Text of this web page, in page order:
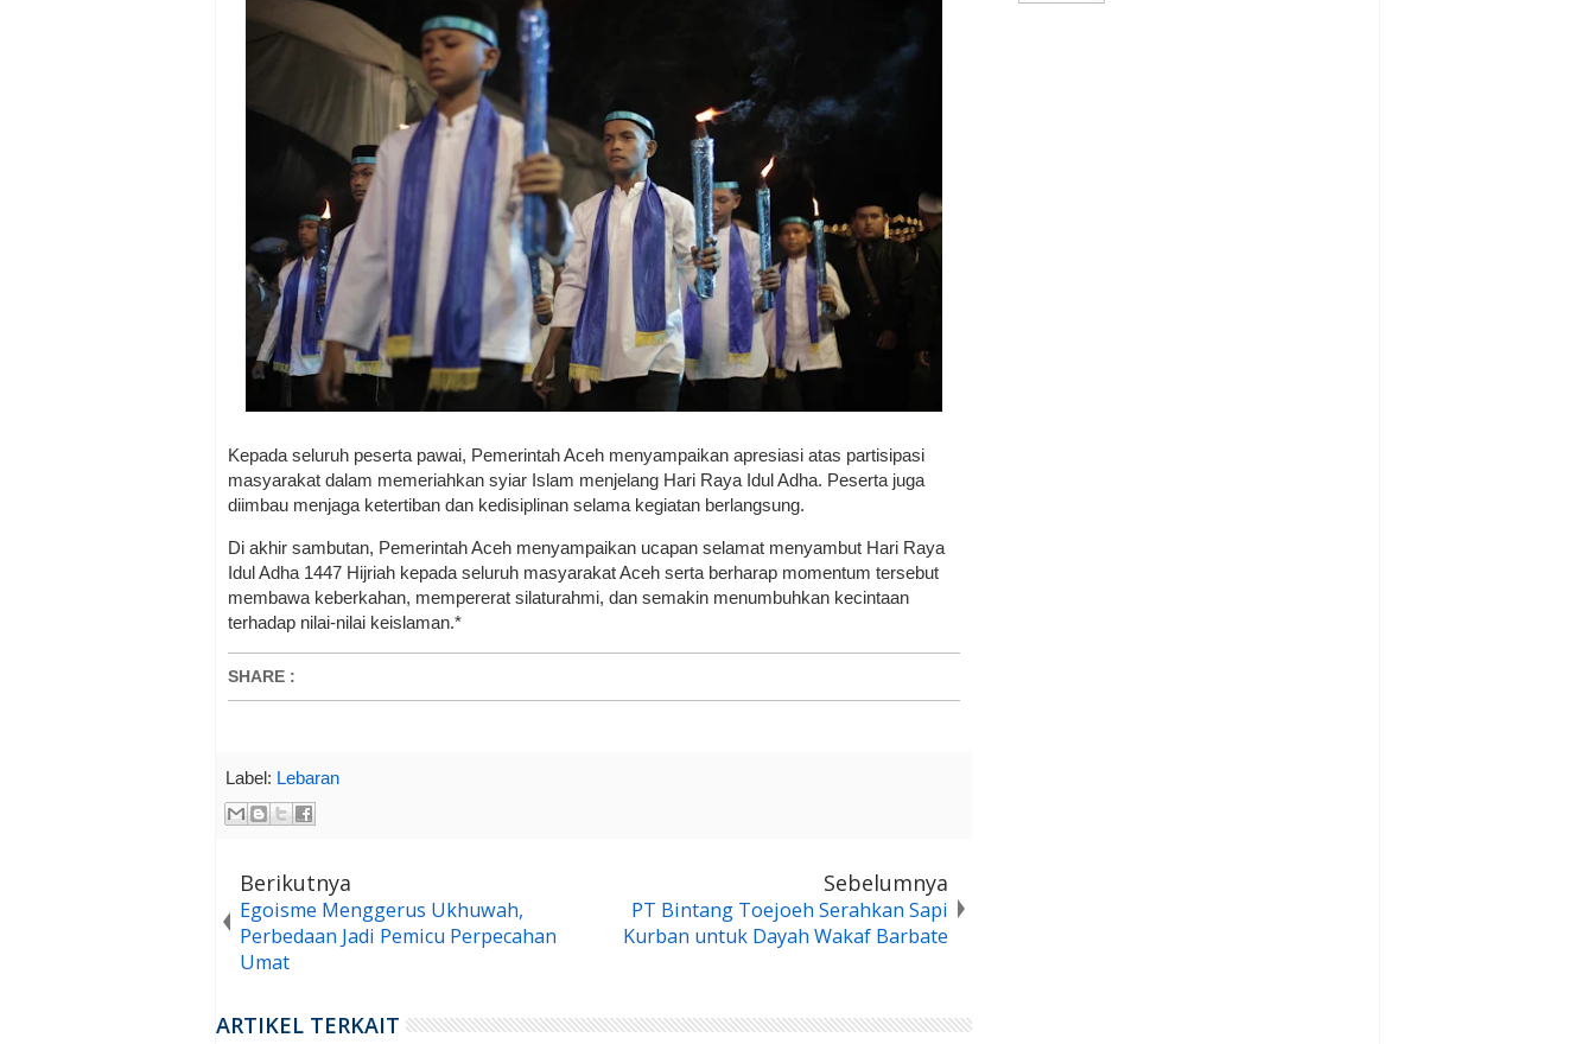
Kepada seluruh peserta pawai, Pemerintah Aceh menyampaikan apresiasi atas partisipasi
masyarakat dalam memeriahkan syiar Islam menjelang Hari Raya Idul Adha. Peserta juga
diimbau menjaga ketertiban dan kedisiplinan selama kegiatan berlangsung.
Di akhir sambutan, Pemerintah Aceh menyampaikan ucapan selamat menyambut Hari Raya
Idul Adha 1447 Hijriah kepada seluruh masyarakat Aceh serta berharap momentum tersebut
membawa keberkahan, mempererat silaturahmi, dan semakin menumbuhkan kecintaan
terhadap nilai-nilai keislaman.*
SHARE :
Label: Lebaran
Berikutnya
Egoisme Menggerus Ukhuwah,
Perbedaan Jadi Pemicu Perpecahan
Umat
Sebelumnya
PT Bintang Toejoeh Serahkan Sapi
Kurban untuk Dayah Wakaf Barbate
ARTIKEL TERKAIT